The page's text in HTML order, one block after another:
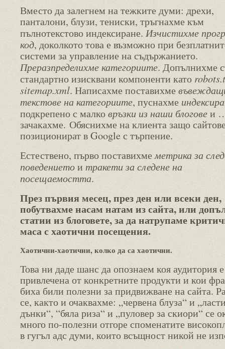
Вместо да залегнем на тежките думи: дрехи,
панталони, блузи, тениски, тръгнахме към
пълнотекстово индексиране. Изчистихме
код, доколкото това е възможно при
системи за управление на съдържанието.
Преразпределихме категориите. Допълнихме
стандартно изисквани компоненти като
sitemap.xml. Написахме поставихме
текстове на категориите, пуснахме
подкрепено с малковръзки из наши блоговеи
зачакахме. Обяснихме на клиента защо
позиционират в Google с търпение.
Естествено, първо поставихмеметрика за
поведениетои тракети за следене на
посещаемостта.
През първия месец, през ден или всеки ден,
побутвахме насам натам из сайта, или
статии из блоговете, за да натрупаме
маса с хаотични посещения.
Хаотични-хаотични, колко да са хаотични.
Това ни даде шанс да опознаем коя аудитория е
привлечена от конкретните продукти и кои
биха били полезни за придвижване на сайта.
се, както и очаквахме: „червена блуза“ и
дънки“, “бяла риза“ и „пуловер за скиори“ се
много по-полезни отгоре споменатите
в гугъл адс думи, които всъщност никой не